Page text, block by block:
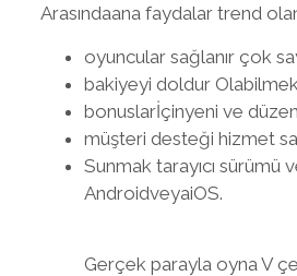
Arasındaana faydalar trend
oyuncular sağlanır çok
bakiyeyi doldur Olabilmek
bonuslarİçinyeni ve
müşteri desteği hizmet
Sunmak tarayıcı sürümü
AndroidveyaiOS.
Gerçek parayla oyna V